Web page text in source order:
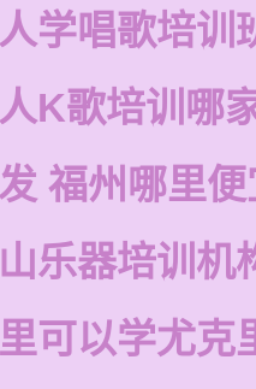
学唱歌培训
K歌培训哪
福州哪里
乐器培训机
可以学尤克